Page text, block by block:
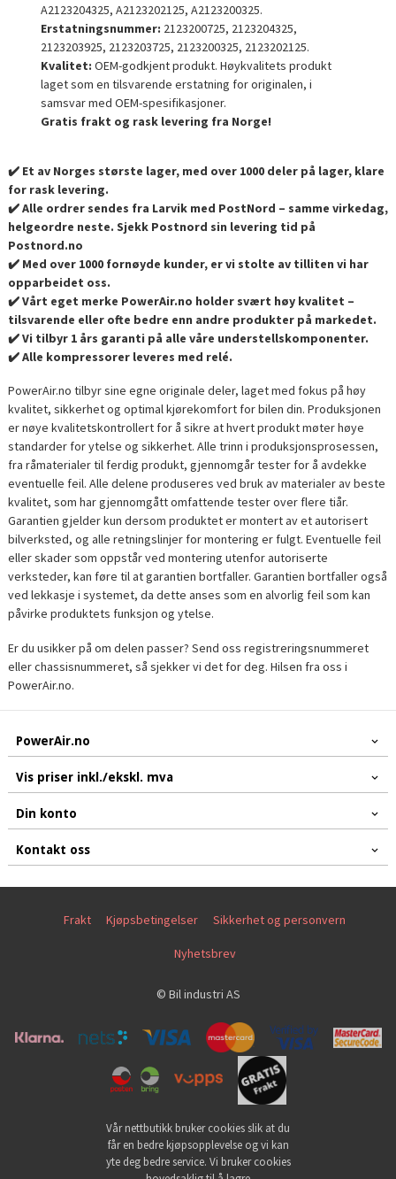
A2123204325, A2123202125, A2123200325.
Erstatningsnummer: 2123200725, 2123204325,
2123203925, 2123203725, 2123200325, 2123202125.
Kvalitet: OEM-godkjent produkt. Høykvalitets produkt
laget som en tilsvarende erstatning for originalen, i
samsvar med OEM-spesifikasjoner.
Gratis frakt og rask levering fra Norge!
✔️ Et av Norges største lager, med over 1000 deler på lager, klare
for rask levering.
✔️ Alle ordrer sendes fra Larvik med PostNord – samme virkedag,
helgeordre neste. Sjekk Postnord sin levering tid på
Postnord.no
✔️ Med over 1000 fornøyde kunder, er vi stolte av tilliten vi har
opparbeidet oss.
✔️ Vårt eget merke PowerAir.no holder svært høy kvalitet –
tilsvarende eller ofte bedre enn andre produkter på markedet.
✔️ Vi tilbyr 1 års garanti på alle våre understellskomponenter.
✔️ Alle kompressorer leveres med relé.
PowerAir.no tilbyr sine egne originale deler, laget med fokus på høy
kvalitet, sikkerhet og optimal kjørekomfort for bilen din. Produksjonen
er nøye kvalitetskontrollert for å sikre at hvert produkt møter høye
standarder for ytelse og sikkerhet. Alle trinn i produksjonsprosessen,
fra råmaterialer til ferdig produkt, gjennomgår tester for å avdekke
eventuelle feil. Alle delene produseres ved bruk av materialer av beste
kvalitet, som har gjennomgått omfattende tester over flere tiår.
Garantien gjelder kun dersom produktet er montert av et autorisert
bilverksted, og alle retningslinjer for montering er fulgt. Eventuelle feil
eller skader som oppstår ved montering utenfor autoriserte
verksteder, kan føre til at garantien bortfaller. Garantien bortfaller også
ved lekkasje i systemet, da dette anses som en alvorlig feil som kan
påvirke produktets funksjon og ytelse.
Er du usikker på om delen passer? Send oss registreringsnummeret
eller chassisnummeret, så sjekker vi det for deg. Hilsen fra oss i
PowerAir.no.
PowerAir.no
Vis priser inkl./ekskl. mva
Din konto
Kontakt oss
Frakt Kjøpsbetingelser Sikkerhet og personvern
Nyhetsbrev
© Bil industri AS
Vår nettbutikk bruker cookies slik at du
får en bedre kjøpsopplevelse og vi kan
yte deg bedre service. Vi bruker cookies